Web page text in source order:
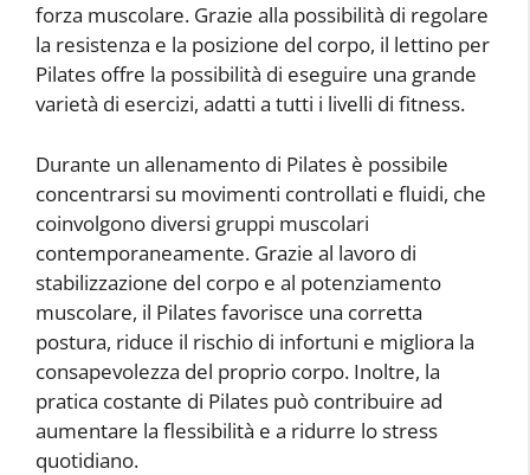
forza muscolare. Grazie alla possibilità di regolare
la resistenza e la posizione del corpo, il lettino per
Pilates offre la possibilità di eseguire una grande
varietà di esercizi, adatti a tutti i livelli di fitness.
Durante un allenamento di Pilates è possibile
concentrarsi su movimenti controllati e fluidi, che
coinvolgono diversi gruppi muscolari
contemporaneamente. Grazie al lavoro di
stabilizzazione del corpo e al potenziamento
muscolare, il Pilates favorisce una corretta
postura, riduce il rischio di infortuni e migliora la
consapevolezza del proprio corpo. Inoltre, la
pratica costante di Pilates può contribuire ad
aumentare la flessibilità e a ridurre lo stress
quotidiano.